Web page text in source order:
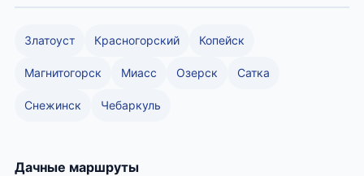
Златоуст Красногорский Копейск
Магнитогорск Миасс Озерск Сатка
Снежинск Чебаркуль
Дачные маршруты